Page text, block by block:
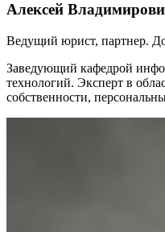
Алексей
Ведущий юрист, партнер.
Заведующий кафедрой
технологий. Эксперт в
собственности,